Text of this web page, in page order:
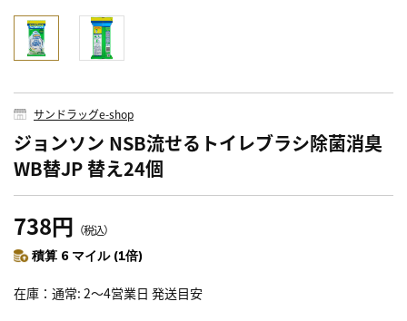
サンドラッグe-shop
ジョンソン NSB流せるトイレブラシ除菌消臭
WB替JP 替え24個
738円 （税込）
積算 6 マイル (1倍)
在庫 通常: 2～4営業日 発送目安